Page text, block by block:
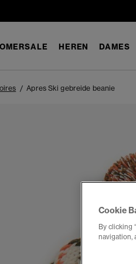
HEREN DAMES
Apres Ski gebreide beanie
Cookie
By clicking
navigation,